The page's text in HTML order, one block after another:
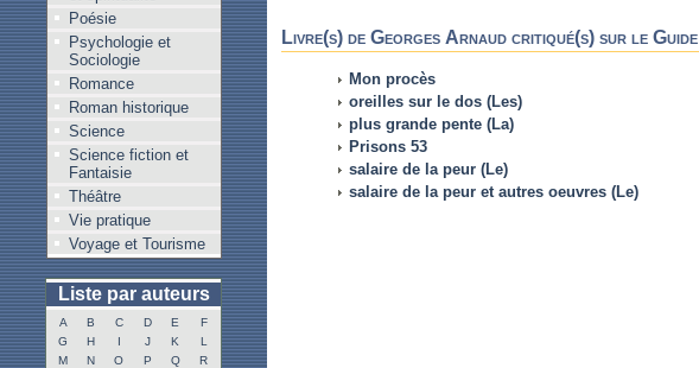
Poésie
Psychologie et
Sociologie
Romance
Roman historique
Science
Science fiction et
Fantaisie
Théâtre
Vie pratique
Voyage et Tourisme
Liste par auteurs
A B C D E
F
G
H I J K
L
M
N O P Q
R
Livre(s) de Georges Arnaud critiqué(s) sur le Guide
Mon procès
oreilles sur le dos (Les)
plus grande pente (La)
Prisons 53
salaire de la peur (Le)
salaire de la peur et autres oeuvres (Le)